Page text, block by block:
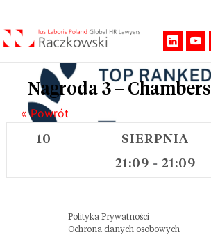
Nagroda 3 – Chambers
« Powrót
10 SIERPNIA
21:09 - 21:09
Polityka Prywatności
Ochrona danych osobowych